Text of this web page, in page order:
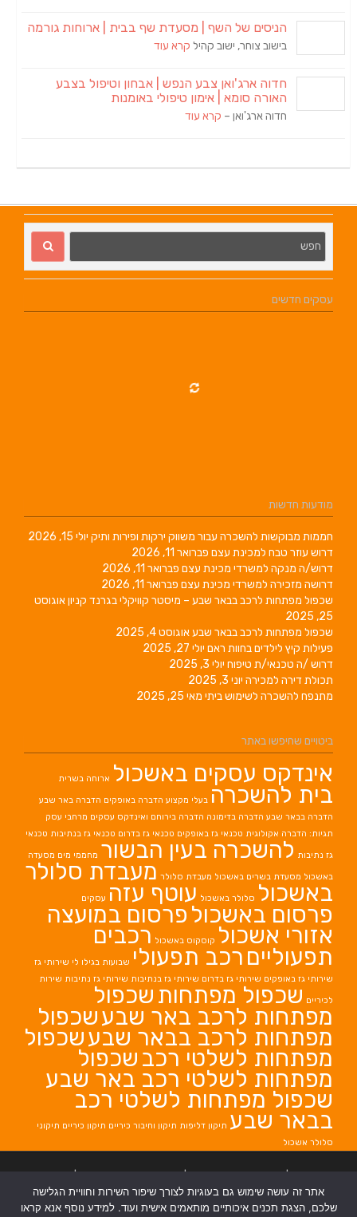
הניסים של השף | מסעדת שף בבית | ארוחות גורמה
בישוב צוחר, ישוב קהיל קרא עוד
חדוה ארג'ואן צבע הנפש | אבחון וטיפול בצבע
האורה סומא | אימון טיפולי באומנות
חדוה ארג'ואן – קרא עוד
עסקים חדשים
מודעות חדשות
חממות מבוקשות להשכרה עבור משווק ירקות ופירות ותיק יולי 15, 2026
דרוש עוזר טבח למכינת עצם פברואר 11, 2026
דרוש/ה מנקה למשרדי מכינת עצם פברואר 11, 2026
דרושה מזכירה למשרדי מכינת עצם פברואר 11, 2026
שכפול מפתחות לרכב בבאר שבע – מיסטר קוויקלי בגרנד קניוןאוגוסט
25, 2025
שכפול מפתחות לרכב בבאר שבעאוגוסט 4, 2025
פעילות קיץ לילדים בחוות ראם יולי 27, 2025
דרוש /ה טכנאי/ת טיפוח יולי 3, 2025
תכולת דירה למכירה יוני 3, 2025
מתנפח להשכרה לשימוש ביתי מאי 25, 2025
ביטויים שחיפשו באתר
אינדקס עסקים באשכול ארוחה בשרית
בית להשכרה בעלי מקצוע הדברה באופקים הדברה באר שבע
הדברה בבאר שבע הדברה בדימונה הדברה בירוחם ואינדקס עסקים מרחבי עסק
תגיות: הדברה אקולוגית טכנאי גז באופקים טכנאי גז בדרום טכנאי גז בנתיבות טכנאי
גז נתיבות להשכרה בעין הבשור מחממי מים מסעדה
באשכול מסעדת בשרים באשכול מעבדת סלולר מעבדת סלולר
באשכול סלולר באשכול עוטף עזה עסקים
פרסום באשכול פרסום במועצה
אזורי אשכול קוסקוס באשכול רכבים
תפעוליים רכב תפעולי שבועות בגילו לי שירותי גז
שירותי גז באופקים שירותי גז בדרום שירותי גז בנתיבות שירותי גז נתיבות שירות
לכיריים שכפול מפתחות שכפול
מפתחות לרכב באר שבעשכפול
מפתחות לרכב בבאר שבעשכפול
מפתחות לשלטי רכב שכפול
מפתחות לשלטי רכב באר שבע
שכפול מפתחות לשלטי רכב
בבאר שבע תיקון דליפות תיקון וחיבור כיריים תיקון כיריים תיקוני
סלולר אשכול
בבאר שבע |
אתר זה עושה שימוש גם בעוגיות לצורך שיפור השירות וחוויית הגלישה
שלכם, הצגת תכנים איכותיים מותאמים אישית ועוד. למידע נוסף אנא קראו